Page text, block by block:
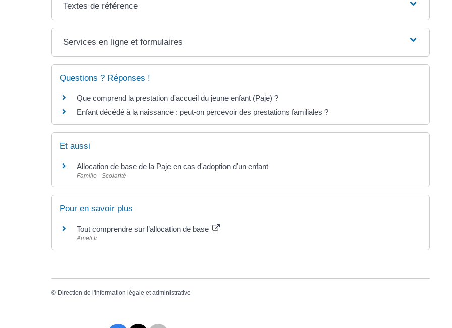
Textes de référence
Services en ligne et formulaires
Questions ? Réponses !
Que comprend la prestation d'accueil du jeune enfant (Paje) ?
Enfant décédé à la naissance : peut-on percevoir des prestations familiales ?
Et aussi
Allocation de base de la Paje en cas d'adoption d'un enfant
Famille - Scolarité
Pour en savoir plus
Tout comprendre sur l’allocation de base
Ameli.fr
© Direction de l'information légale et administrative